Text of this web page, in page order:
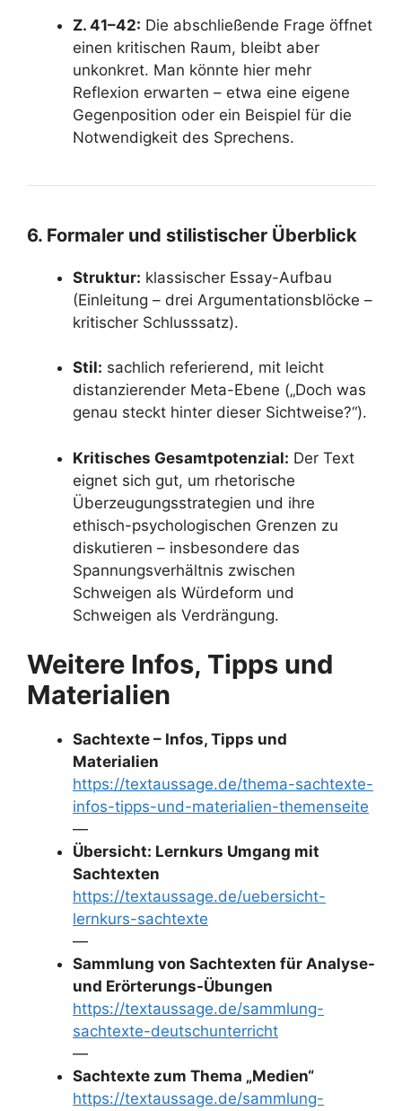
Z. 41–42: Die abschließende Frage öffnet
einen kritischen Raum, bleibt aber
unkonkret. Man könnte hier mehr
Reflexion erwarten – etwa eine eigene
Gegenposition oder ein Beispiel für die
Notwendigkeit des Sprechens.
6. Formaler und stilistischer Überblick
Struktur: klassischer Essay-Aufbau
(Einleitung – drei Argumentationsblöcke –
kritischer Schlusssatz).
Stil: sachlich referierend, mit leicht
distanzierender Meta-Ebene („Doch was
genau steckt hinter dieser Sichtweise?“).
Kritisches Gesamtpotenzial: Der Text
eignet sich gut, um rhetorische
Überzeugungsstrategien und ihre
ethisch-psychologischen Grenzen zu
diskutieren – insbesondere das
Spannungsverhältnis zwischen
Schweigen als Würdeform und
Schweigen als Verdrängung.
Weitere Infos, Tipps und
Materialien
Sachtexte – Infos, Tipps und
Materialien
https://textaussage.de/thema-sachtexte-
infos-tipps-und-materialien-themenseite
—
Übersicht: Lernkurs Umgang mit
Sachtexten
https://textaussage.de/uebersicht-
lernkurs-sachtexte
—
Sammlung von Sachtexten für Analyse-
und Erörterungs-Übungen
https://textaussage.de/sammlung-
sachtexte-deutschunterricht
—
Sachtexte zum Thema „Medien“
https://textaussage.de/sammlung-